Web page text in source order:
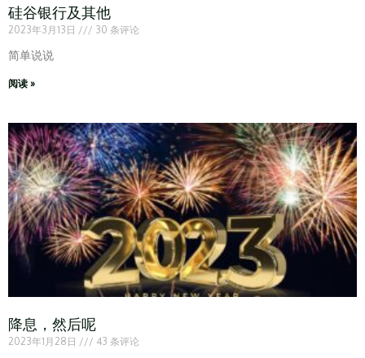
硅谷银行及其他
2023年3月13日 30 条评论
简单说说
阅读 »
降息，然后呢
2023年1月28日 43 条评论